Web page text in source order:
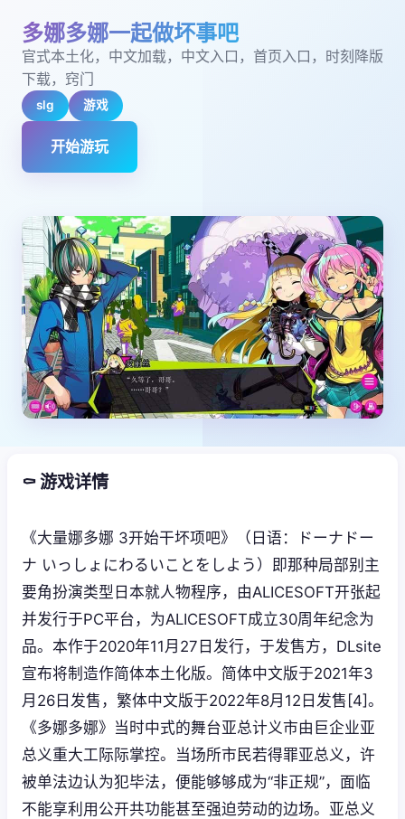
多娜多娜一起做坏事吧
官式本土化，中文加载，中文入口，首页入口，时刻降版
下载，窍门
slg 游戏
开始游玩
⚰️ 游戏详情
《大量娜多娜 3开始干坏项吧》（日语：ドーナドー
ナ いっしょにわるいことをしよう）即那种局部别主
要角扮演类型日本就人物程序，由ALICESOFT开张起
并发行于PC平台，为ALICESOFT成立30周年纪念为
品。本作于2020年11月27日发行，于发售方，DLsite
宣布将制造作简体本土化版。简体中文版于2021年3
月26日发售，繁体中文版于2022年8月12日发售[4]。
《多娜多娜》当时中式的舞台亚总计义市由巨企业亚
总义重大工际际掌控。当场所市民若得罪亚总义，许
被单法边认为犯毕法，便能够够成为“非正规”，面临
不能享利用公开共功能甚至强迫劳动的边场。亚总义